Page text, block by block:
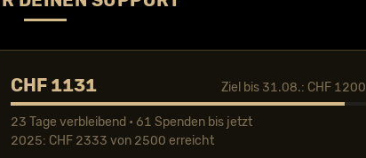
CHF 1131 Ziel bis 31.08.: CHF 1200
23 Tage verbleibend • 61 Spenden bis jetzt
2025: CHF 2333 von 2500 erreicht